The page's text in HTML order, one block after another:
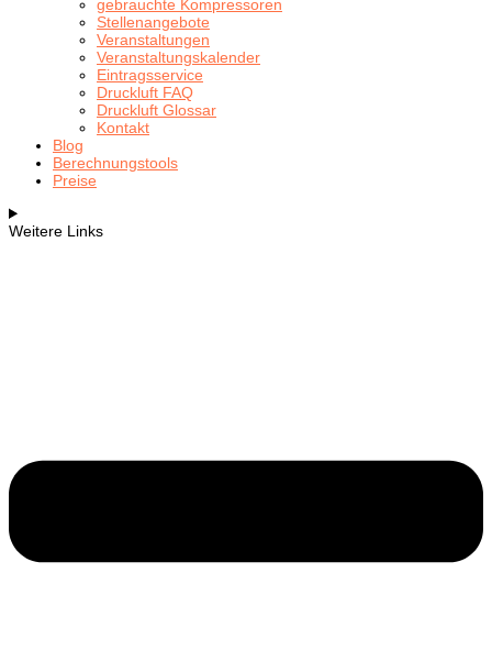
gebrauchte Kompressoren
Stellenangebote
Veranstaltungen
Veranstaltungskalender
Eintragsservice
Druckluft FAQ
Druckluft Glossar
Kontakt
Blog
Berechnungstools
Preise
Weitere Links